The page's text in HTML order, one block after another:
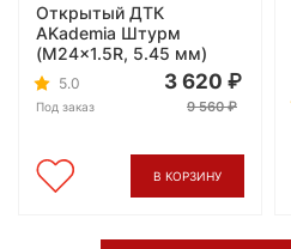
Открытый ДТК
AKademia Штурм
(M24x1.5R, 5.45 мм)
5.0
Под заказ
3 620
9 560
В КОРЗИНУ